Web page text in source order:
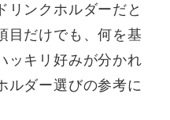
リンクホルダーだと
目だけでも、何を基
ッキリ好みが分かれ
ルダー選びの参考に